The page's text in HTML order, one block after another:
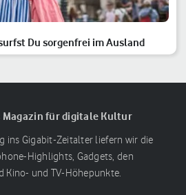
Du sorgenfrei im Ausland
Magazin für digitale Kultur
ins Gigabit-Zeitalter liefern wir die
Highlights, Gadgets, den
Kino- und TV-Höhepunkte.